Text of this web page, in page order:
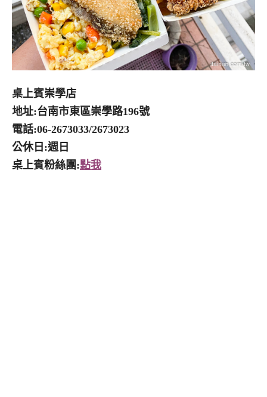
桌上賓崇學店
地址:台南市東區崇學路196號
電話:06-2673033/2673023
公休日:週日
桌上賓粉絲團:點我